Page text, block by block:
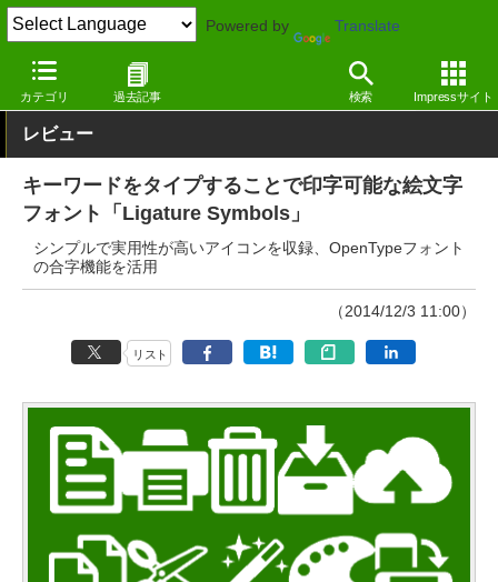
Powered by Translate
カテゴリ 過去記事 検索 Impressサイト
窓の杜 オフィス・ドキュメント 絵文字
レビュー
キーワードをタイプすることで印字可能な絵文字
フォント「Ligature Symbols」
シンプルで実用性が高いアイコンを収録、OpenTypeフォント
の合字機能を活用
（2014/12/3 11:00）
リスト